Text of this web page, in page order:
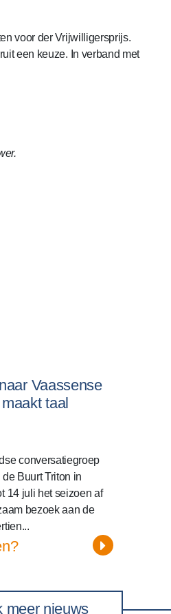
voor der Vrijwilligersprijs.
een keuze. In verband met
Vaassense
taal
conversatiegroep
Buurt Triton in
14 juli het seizoen af
bezoek aan de
meer nieuws